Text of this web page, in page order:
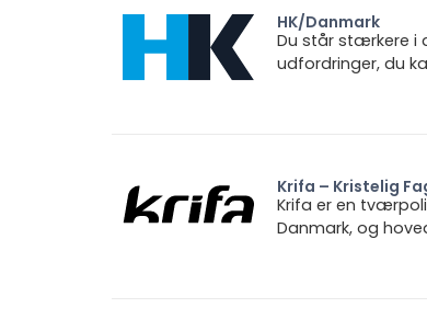
HK/Danmark
Du står stærkere i
udfordringer, du
Krifa – Kristelig
Krifa er en
Danmark, og